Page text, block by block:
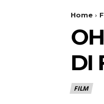
Home
DI
FILM